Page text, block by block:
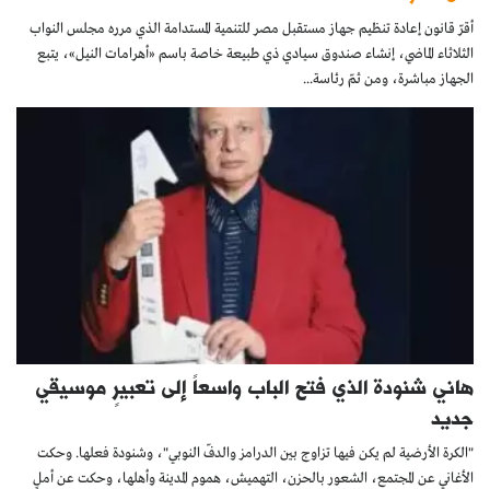
أقرّ قانون إعادة تنظيم جهاز مستقبل مصر للتنمية المستدامة الذي مرره مجلس النواب
الثلاثاء الماضي، إنشاء صندوق سيادي ذي طبيعة خاصة باسم «أهرامات النيل»، يتبع
الجهاز مباشرة، ومن ثمّ رئاسة...
هاني شنودة الذي فتح الباب واسعاً إلى تعبيرٍ موسيقي
جديد
"الكرة الأرضية لم يكن فيها تزاوج بين الدرامز والدفّ النوبي"، وشنودة فعلها. وحكت
الأغاني عن المجتمع، الشعور بالحزن، التهميش، هموم المدينة وأهلها، وحكت عن أملٍ